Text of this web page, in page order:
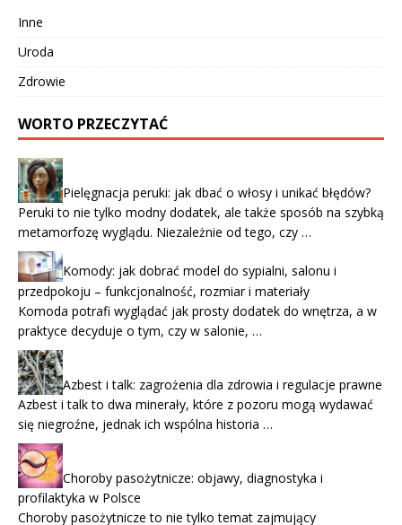
Inne
Uroda
Zdrowie
WORTO PRZECZYTAĆ
Pielęgnacja peruki: jak dbać o włosy i unikać błędów?
Peruki to nie tylko modny dodatek, ale także sposób na szybką
metamorfozę wyglądu. Niezależnie od tego, czy …
Komody: jak dobrać model do sypialni, salonu i
przedpokoju – funkcjonalność, rozmiar i materiały
Komoda potrafi wyglądać jak prosty dodatek do wnętrza, a w
praktyce decyduje o tym, czy w salonie, …
Azbest i talk: zagrożenia dla zdrowia i regulacje prawne
Azbest i talk to dwa minerały, które z pozoru mogą wydawać
się niegroźne, jednak ich wspólna historia …
Choroby pasożytnicze: objawy, diagnostyka i
profilaktyka w Polsce
Choroby pasożytnicze to nie tylko temat zajmujący